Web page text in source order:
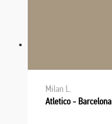
Milan L.
Atletico - Barcelona